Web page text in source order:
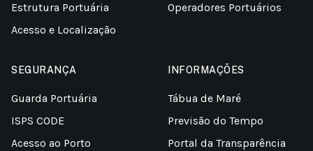
Estrutura Portuária
Acesso e Localização
Operadores Portuários
SEGURANÇA
Guarda Portuária
ISPS CODE
Acesso ao Porto
INFORMAÇÕES
Tábua de Maré
Previsão do Tempo
Portal da Transparência